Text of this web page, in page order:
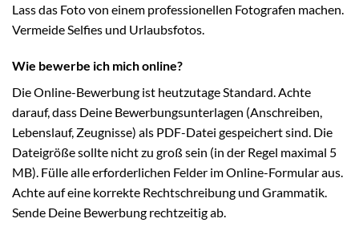
Lass das Foto von einem professionellen Fotografen machen.
Vermeide Selfies und Urlaubsfotos.
Wie bewerbe ich mich online?
Die Online-Bewerbung ist heutzutage Standard. Achte
darauf, dass Deine Bewerbungsunterlagen (Anschreiben,
Lebenslauf, Zeugnisse) als PDF-Datei gespeichert sind. Die
Dateigröße sollte nicht zu groß sein (in der Regel maximal 5
MB). Fülle alle erforderlichen Felder im Online-Formular aus.
Achte auf eine korrekte Rechtschreibung und Grammatik.
Sende Deine Bewerbung rechtzeitig ab.